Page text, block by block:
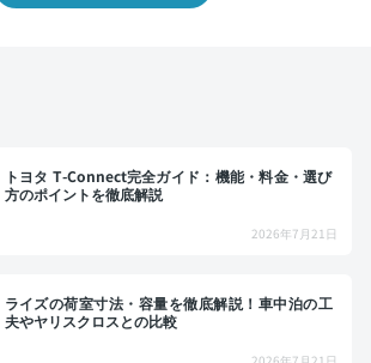
トヨタ T-Connect完全ガイド：機能・料金・選び
方のポイントを徹底解説
2026年7月21日
ライズの荷室寸法・容量を徹底解説！車中泊の工
夫やヤリスクロスとの比較